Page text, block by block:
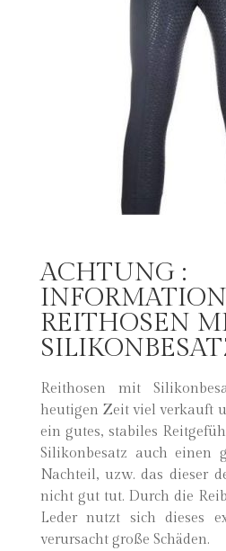
ACHTUNG :
REITHOSEN
Reithosen mit
heutigen Zeit viel verkauft
ein gutes, stabiles
Silikonbesatz auch einen
Nachteil, uzw. das dieser
nicht gut tut. Durch die
Leder nutzt sich dieses
verursacht große Schäden.